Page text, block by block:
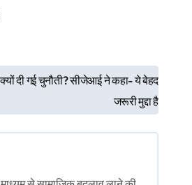
दी गई चुनौती? सीजेआई ने कहा- ये बेहद
जरूरी मुद्दा है